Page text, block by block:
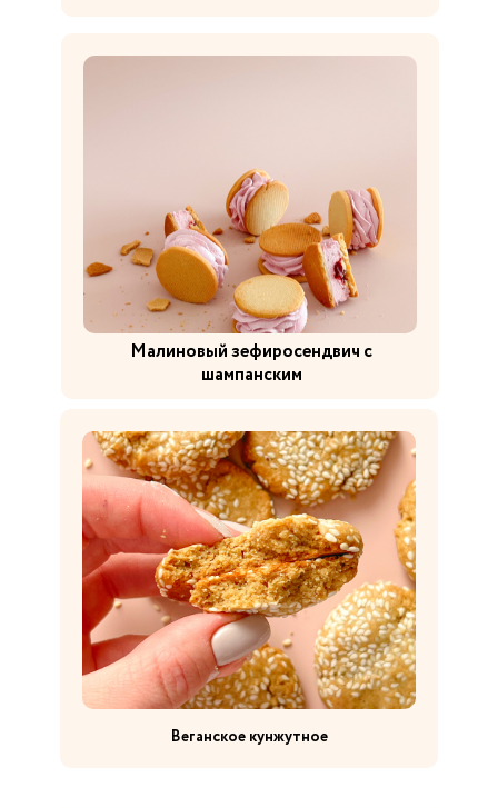
Малиновый зефиросендвич с
шампанским
Веганское кунжутное